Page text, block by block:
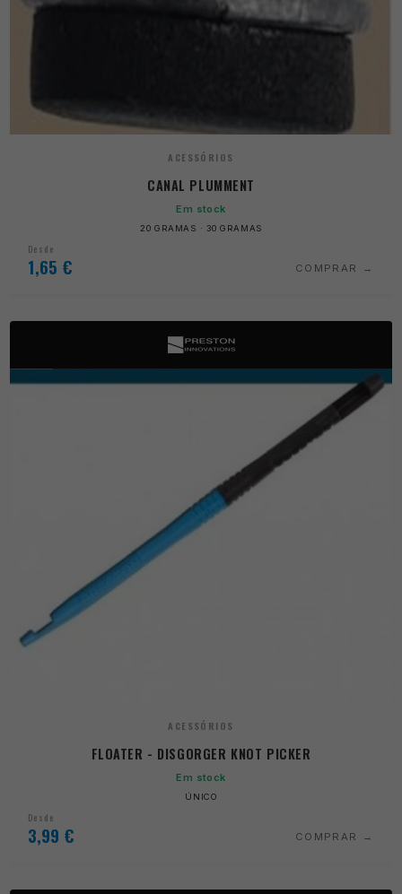
ACESSÓRIOS
CANAL PLUMMENT
Em stock
20 GRAMAS · 30 GRAMAS
Desde
1,65 € COMPRAR
ACESSÓRIOS
FLOATER - DISGORGER KNOT PICKER
Em stock
ÚNICO
Desde
3,99 € COMPRAR